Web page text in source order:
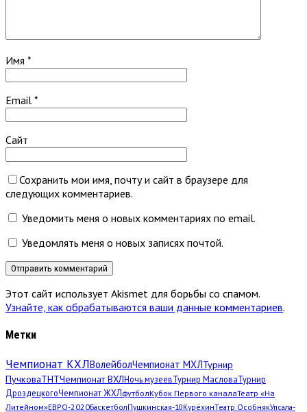
Имя *
Email *
Сайт
Сохранить мои имя, почту и сайт в браузере для
следующих комментариев.
Уведомить меня о новых комментариях по email.
Уведомлять меня о новых записях почтой.
Этот сайт использует Akismet для борьбы со спамом.
Узнайте, как обрабатываются ваши данные комментариев.
Метки
Чемпионат КХЛВолейболЧемпионат МХЛТурнир
ПучковаТНТЧемпионат ВХЛНочь музеевТурнир МасловаТурнир
ДроздецкогоЧемпионат ЖХЛфутболКубок Первого каналаТеатр «На
Литейном»ЕВРО-2020БаскетболПушкинская-10КурёхинТеатр ОсобнякУпсала-